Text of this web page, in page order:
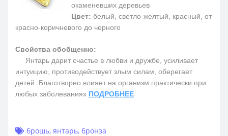
окаменевших деревьев
Цвет: белый, светло-желтый, красный, от
красно-коричневого до черного
Свойства обобщенно:
Янтарь дарит счастье в любви и дружбе, усиливает
интуицию, противодействует злым силам, оберегает
детей. Благотворно влияет на организм практически при
любых заболеваниях ПОДРОБНЕЕ
брошь, янтарь, бронза